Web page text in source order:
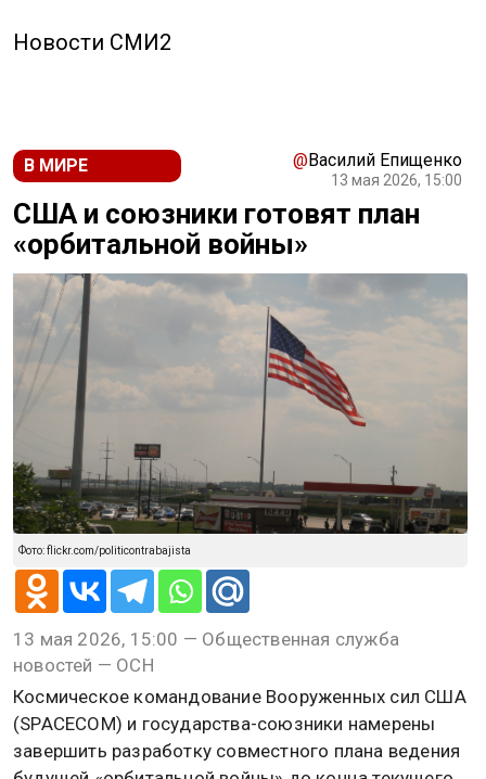
Новости СМИ2
В МИРЕ @Василий Епищенко
13 мая 2026, 15:00
США и союзники готовят план
«орбитальной войны»
Фото: flickr.com/politicontrabajista
13 мая 2026, 15:00 — Общественная служба
новостей — ОСН
Космическое командование Вооруженных сил США
(SPACECOM) и государства-союзники намерены
завершить разработку совместного плана ведения